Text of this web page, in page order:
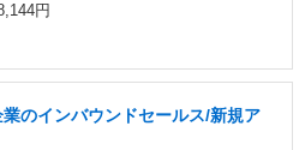
円
のインバウンドセールス/新規ア